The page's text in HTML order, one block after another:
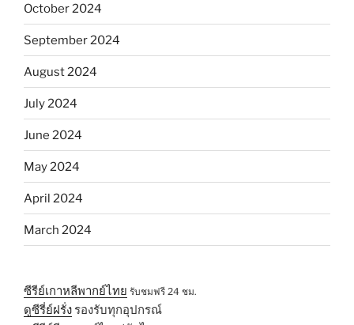
October 2024
September 2024
August 2024
July 2024
June 2024
May 2024
April 2024
March 2024
ซีรีย์เกาหลีพากย์ไทย รับชมฟรี 24 ชม.
ดูซีรี่ย์ฝรั่ง รองรับทุกอุปกรณ์